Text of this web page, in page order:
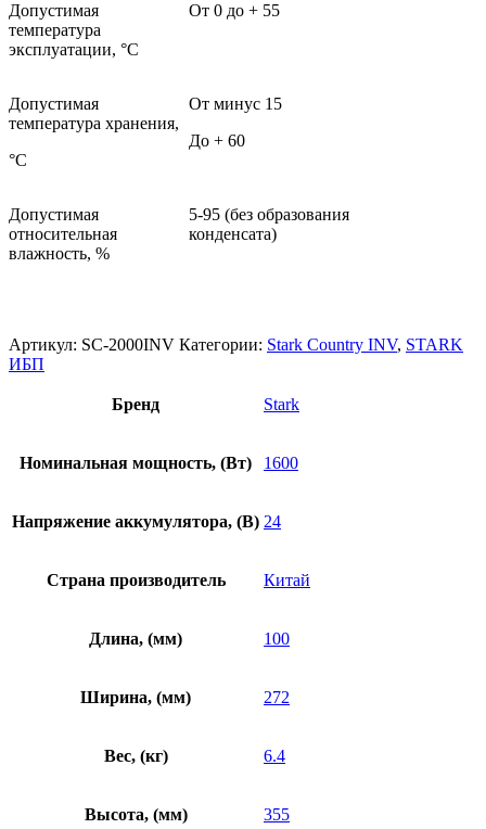
Допустимая
температура
эксплуатации, °C
От 0 до + 55
Допустимая
температура хранения,
°C
От минус 15
До + 60
Допустимая
относительная
влажность, %
5-95 (без образования
конденсата)
Артикул: SC-2000INV Категории: Stark Country INV, STARK
ИБП
Бренд Stark
Номинальная мощность, (Вт) 1600
Напряжение аккумулятора, (В) 24
Страна производитель Китай
Длина, (мм) 100
Ширина, (мм) 272
Вес, (кг) 6.4
Высота, (мм) 355